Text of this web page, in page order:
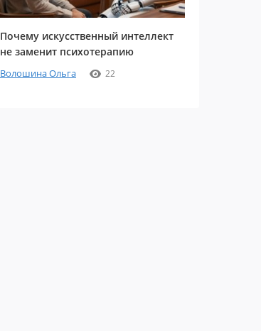
Почему искусственный интеллект
не заменит психотерапию
Волошина Ольга 22